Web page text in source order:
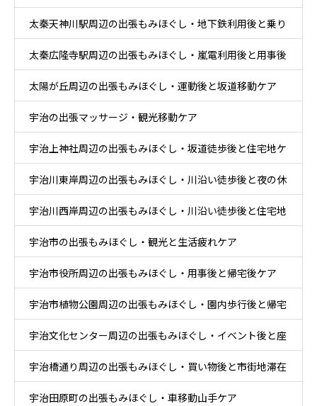
太秦天神川駅周辺の出張もみほぐし・地下鉄利用後と乗り
換え後ケア
太秦広隆寺駅周辺の出張もみほぐし・嵐電利用後と用事後
ケア
太陽が丘周辺の出張もみほぐし・運動後と坂道移動ケア
宇治の出張マッサージ・観光移動ケア
宇治上神社周辺の出張もみほぐし・坂道徒歩後と住宅地ケ
ア
宇治川東岸周辺の出張もみほぐし・川沿い徒歩後と夜の休
息ケア
宇治川西岸周辺の出張もみほぐし・川沿い徒歩後と住宅地
帰宅ケア
宇治市の出張もみほぐし・観光と生活疲れケア
宇治市役所周辺の出張もみほぐし・用事後と帰宅後ケア
宇治市植物公園周辺の出張もみほぐし・園内歩行後と帰宅
後ケア
宇治文化センター周辺の出張もみほぐし・イベント後と座
り時間ケア
宇治橋通り周辺の出張もみほぐし・買い物後と市街地滞在
ケア
宇治田原町の出張もみほぐし・車移動山手ケア